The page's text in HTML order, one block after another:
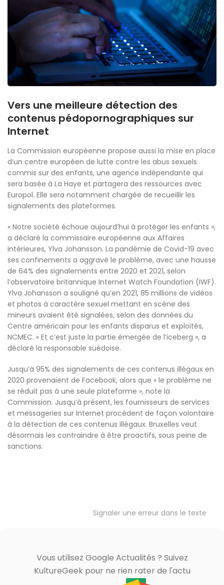
Vers une meilleure détection des
contenus pédopornographiques sur
Internet
La Commission européenne propose aussi la mise en place
d’un centre européen de lutte contre les abus sexuels
commis sur des enfants, une agence indépendante qui
sera basée à La Haye et partagera des ressources avec
Europol. Elle sera notamment chargée de recueillir les
signalements des plateformes.
« Notre société échoue aujourd’hui à protéger les enfants »,
a déclaré la commissaire européenne aux Affaires
intérieures, Ylva Johansson. La pandémie de Covid-19 avec
ses confinements a aggravé le problème, avec une hausse
de 64% des signalements entre 2020 et 2021, selon
l’observatoire britannique Internet Watch Foundation (IWF).
Ylva Johansson a souligné qu’en 2021, 85 millions de vidéos
et photos à caractère sexuel mettant en scène des
mineurs avaient été signalées, selon des données du
Centre américain pour les enfants disparus et exploités,
NCMEC. « Et c’est juste la partie émergée de l’iceberg », a
déclaré la responsable suédoise.
Jusqu’à 95% des signalements de ces contenus illégaux en
2020 provenaient de Facebook, alors que « le problème ne
se réduit pas à une seule plateforme », note la
Commission. Jusqu’à présent, les fournisseurs de services
et messageries sur Internet procèdent de façon volontaire
à la détection de ces contenus illégaux. Bruxelles veut
désormais les contraindre à être proactifs, sous peine de
sanctions.
Signaler une erreur dans le texte
Vous utilisez Google Actualités ? Suivez
KultureGeek pour ne rien rater de l'actu